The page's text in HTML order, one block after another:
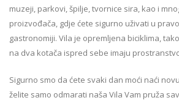
muzeji, parkovi, špilje, tvornice sira, kao i
proizvođača, gdje ćete sigurno uživati u
gastronomiji. Vila je opremljena biciklima,
na dva kotača ispred sebe imaju
Sigurno smo da ćete svaki dan moći naći
želite samo odmarati naša Vila Vam pruža